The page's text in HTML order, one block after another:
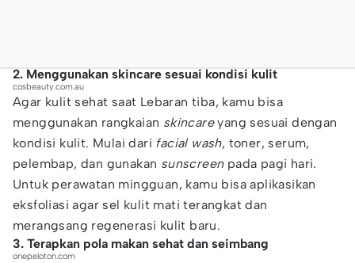
2. Menggunakan skincare sesuai kondisi kulit
cosbeauty.com.au
Agar kulit sehat saat Lebaran tiba, kamu bisa
menggunakan rangkaian skincareyang sesuai dengan
kondisi kulit. Mulai dari facial wash, toner, serum,
pelembap, dan gunakan sunscreenpada pagi hari.
Untuk perawatan mingguan, kamu bisa aplikasikan
eksfoliasi agar sel kulit mati terangkat dan
merangsang regenerasi kulit baru.
3. Terapkan pola makan sehat dan seimbang
onepeloton.com